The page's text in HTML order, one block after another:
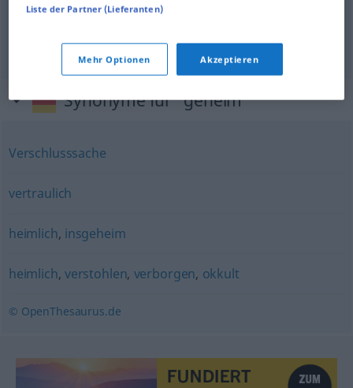
mystérieux geheim(≈ unergründlich, mysteriös)
Synonyme für "geheim"
Verschlusssache
vertraulich
heimlich, insgeheim
heimlich, verstohlen, verborgen, okkult
© OpenThesaurus.de
Liste der Partner (Lieferanten)
Mehr Optionen Akzeptieren